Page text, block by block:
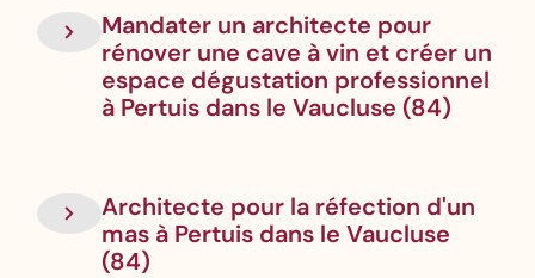
Mandater un architecte pour
rénover une cave à vin et créer un
espace dégustation professionnel
à Pertuis dans le Vaucluse (84)
Architecte pour la réfection d'un
mas à Pertuis dans le Vaucluse
(84)